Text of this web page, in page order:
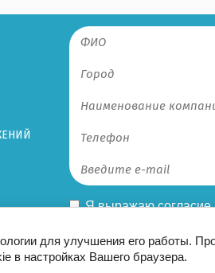
Я выражаю
Этот сайт использует файлы
для улучшения его работы.
в настройках Вашего браузера.